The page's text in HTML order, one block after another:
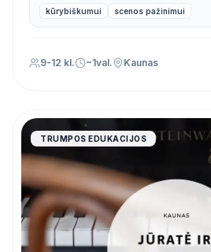
kūrybiškumui scenos pažinimui
9-12 kl. ~1val. Kaunas
TRUMPOS EDUKACIJOS